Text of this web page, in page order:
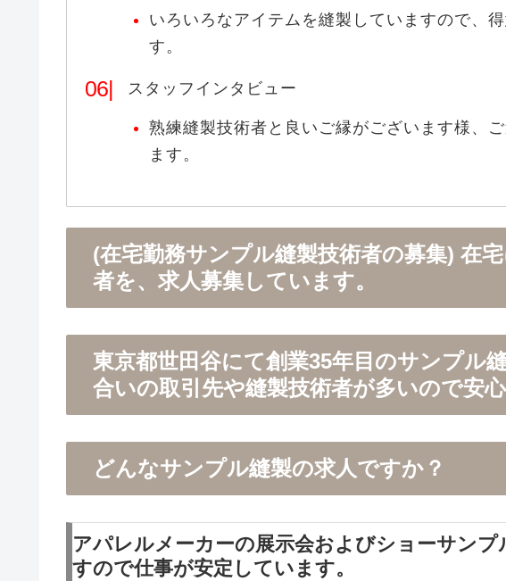
いろいろなアイテムを縫製していますので、
す。
スタッフインタビュー
熟練縫製技術者と良いご縁がございます様、
ます。
(在宅勤務サンプル縫製技術者の募集) 在
者を、求人募集しています。
東京都世田谷にて創業35年目のサンプル
合いの取引先や縫製技術者が多いので安心
どんなサンプル縫製の求人ですか？
アパレルメーカーの展示会およびショーサン
すので仕事が安定しています。